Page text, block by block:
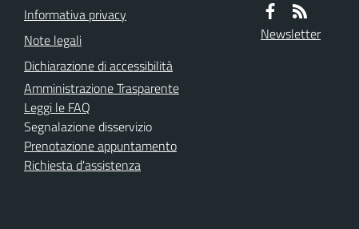
Informativa privacy
Note legali
Dichiarazione di accessibilità
Amministrazione Trasparente
Leggi le FAQ
Segnalazione disservizio
Prenotazione appuntamento
Richiesta d'assistenza
Newsletter